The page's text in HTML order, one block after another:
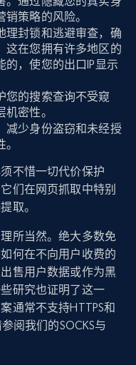
策略的风险。
理封锁和逃避审查，确
这在您拥有许多地区的
，使您的出口IP显示
您的搜索查询不受窥
密性。
减少身份盗窃和未经授
不惜一切代价保护
们在网页抓取中特别
取。
所当然。绝大多数免
何在不向用户收费的
售用户数据或作为黑
研究也证明了这一
通常不支持HTTPS和
阅我们的SOCKS与